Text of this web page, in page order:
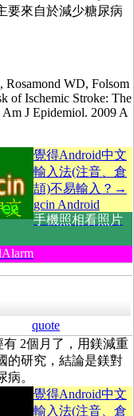
要來自於減少糖尿病
Rosamond WD, Folsom
of Ischemic Stroke: The
Am J Epidemiol. 2009 A
覺得Android中文
輸入法(注音、倉
頡)不易輸入？→
gcin Android
手機照相看照片
quote
有 2個月了，用鎂減重
的研究，結論是鎂對
。
覺得Android中文
輸入法(注音、倉